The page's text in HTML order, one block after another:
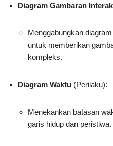
Diagram Gambaran
Menggabungkan
untuk memberikan
kompleks.
Diagram Waktu (Perilaku):
Menekankan batasan
garis hidup dan peristiwa.